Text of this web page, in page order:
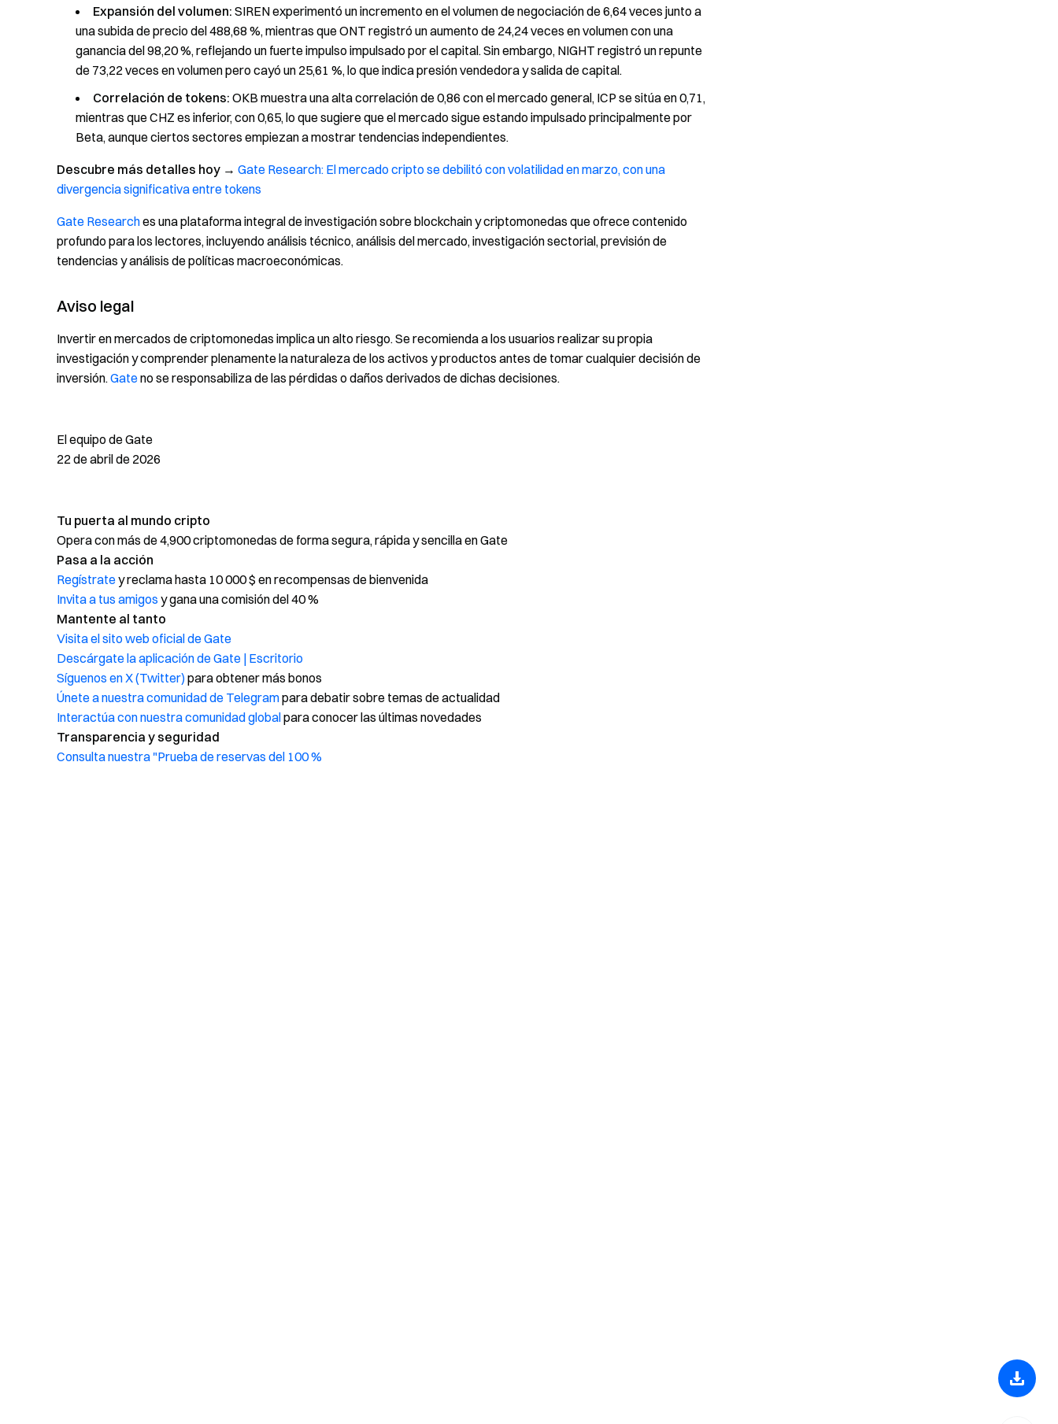
Expansión del volumen: SIREN experimentó un incremento en el volumen de negociación de 6,64 veces junto a
una subida de precio del 488,68 %, mientras que ONT registró un aumento de 24,24 veces en volumen con una
ganancia del 98,20 %, reflejando un fuerte impulso impulsado por el capital. Sin embargo, NIGHT registró un repunte
de 73,22 veces en volumen pero cayó un 25,61 %, lo que indica presión vendedora y salida de capital.
Correlación de tokens: OKB muestra una alta correlación de 0,86 con el mercado general, ICP se sitúa en 0,71,
mientras que CHZ es inferior, con 0,65, lo que sugiere que el mercado sigue estando impulsado principalmente por
Beta, aunque ciertos sectores empiezan a mostrar tendencias independientes.
Descubre más detalles hoy → Gate Research: El mercado cripto se debilitó con volatilidad en marzo, con una
divergencia significativa entre tokens
Gate Researches una plataforma integral de investigación sobre blockchain y criptomonedas que ofrece contenido
profundo para los lectores, incluyendo análisis técnico, análisis del mercado, investigación sectorial, previsión de
tendencias y análisis de políticas macroeconómicas.
Aviso legal
Invertir en mercados de criptomonedas implica un alto riesgo. Se recomienda a los usuarios realizar su propia
investigación y comprender plenamente la naturaleza de los activos y productos antes de tomar cualquier decisión de
inversión.Gateno se responsabiliza de las pérdidas o daños derivados de dichas decisiones.
El equipo de Gate
22 de abril de 2026
Tu puerta al mundo cripto
Opera con más de 4,900 criptomonedas de forma segura, rápida y sencilla en Gate
Pasa a la acción
Regístratey reclama hasta 10 000 $ en recompensas de bienvenida
Invita a tus amigos y gana una comisión del 40 %
Mantente al tanto
Visita el sito web oficial de Gate
Descárgate la aplicación de Gate | Escritorio
Síguenos en X (Twitter)para obtener más bonos
Únete a nuestra comunidad de Telegrampara debatir sobre temas de actualidad
Interactúa con nuestra comunidad globalpara conocer las últimas novedades
Transparencia y seguridad
Consulta nuestra "Prueba de reservas del 100 %